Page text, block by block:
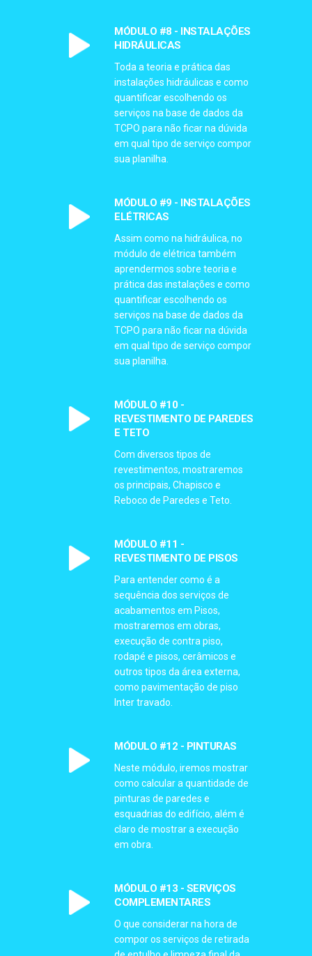
MÓDULO #8 - INSTALAÇÕES
HIDRÁULICAS
Toda a teoria e prática das
instalações hidráulicas e como
quantificar escolhendo os
serviços na base de dados da
TCPO para não ficar na dúvida
em qual tipo de serviço compor
sua planilha.
MÓDULO #9 - INSTALAÇÕES
ELÉTRICAS
Assim como na hidráulica, no
módulo de elétrica também
aprendermos sobre teoria e
prática das instalações e como
quantificar escolhendo os
serviços na base de dados da
TCPO para não ficar na dúvida
em qual tipo de serviço compor
sua planilha.
MÓDULO #10 -
REVESTIMENTO DE PAREDES
E TETO
Com diversos tipos de
revestimentos, mostraremos
os principais, Chapisco e
Reboco de Paredes e Teto.
MÓDULO #11 -
REVESTIMENTO DE PISOS
Para entender como é a
sequência dos serviços de
acabamentos em Pisos,
mostraremos em obras,
execução de contra piso,
rodapé e pisos, cerâmicos e
outros tipos da área externa,
como pavimentação de piso
Inter travado.
MÓDULO #12 - PINTURAS
Neste módulo, iremos mostrar
como calcular a quantidade de
pinturas de paredes e
esquadrias do edifício, além é
claro de mostrar a execução
em obra.
MÓDULO #13 - SERVIÇOS
COMPLEMENTARES
O que considerar na hora de
compor os serviços de retirada